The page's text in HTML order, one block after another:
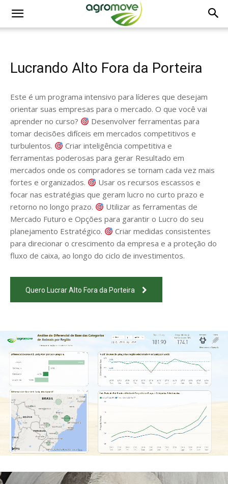
Lucrando Alto Fora da Porteira
Este é um programa intensivo para líderes que desejam
orientar suas empresas para o mercado. O que você vai
aprender no curso?
Desenvolver ferramentas para
tomar decisões difíceis em mercados competitivos e
turbulentos.
Criar inteligência competitiva e
ferramentas poderosas para gerar Resultado em
mercados onde os compradores se tornam cada vez mais
fortes e organizados.
Usar os recursos escassos e
focar nas estratégias que geram lucro no curto prazo e
retorno no longo prazo.
Utilizar as ferramentas de
Mercado Futuro e Opções para garantir o Lucro do seu
planejamento Estratégico.
Criar medidas consistentes
para direcionar o crescimento da empresa e a proteção do
fluxo de caixa, ao longo do ciclo de investimentos.
Quero Lucrar Alto Fora da Porteira